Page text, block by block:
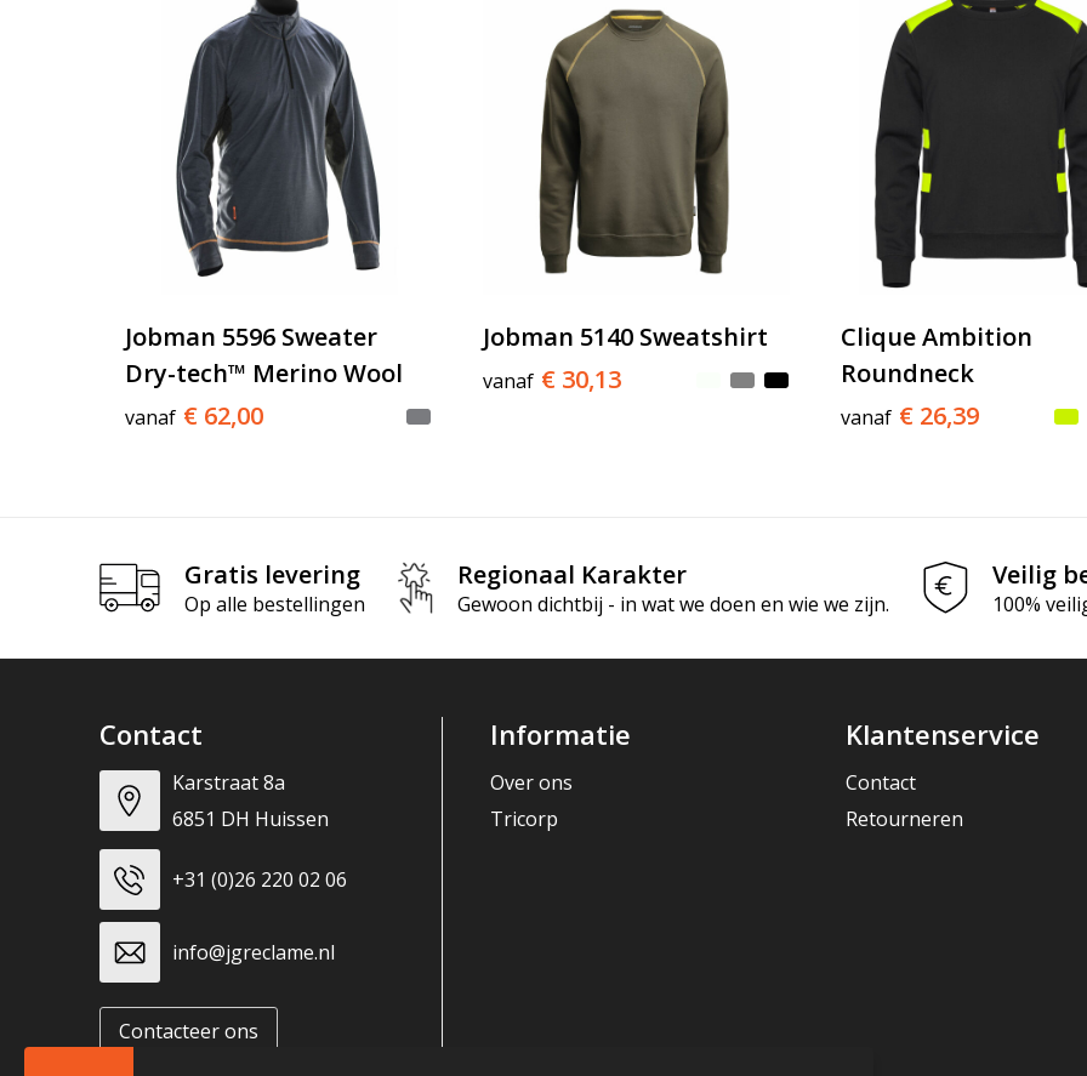
Jobman 5596 Sweater
Dry-tech™ Merino Wool
vanaf € 62,00
Jobman 5140 Sweatshirt
vanaf € 30,13
Clique Ambition
Roundneck
vanaf € 26,39
Gratis levering
Op alle bestellingen
Regionaal Karakter
Gewoon dichtbij - in wat we doen en wie we zijn.
Veilig
100%
Contact
Karstraat 8a
6851 DH Huissen
+31 (0)26 220 02 06
info@jgreclame.nl
Contacteer ons
Informatie
Over ons
Tricorp
Klantenservice
Contact
Retourneren